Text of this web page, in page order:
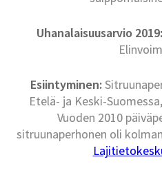
Uhanalaisuusarvio 2019:
Esiintyminen:
Etelä- ja Keski-
Vuoden 2010
sitruunaperhonen oli